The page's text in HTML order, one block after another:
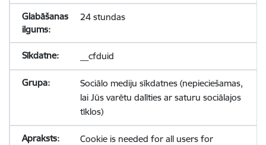
24 stundas
__cfduid
Sociālo mediju sīkdatnes (nepieciešamas,
lai Jūs varētu dalīties ar saturu sociālajos
tīklos)
Cookie is needed for all users for